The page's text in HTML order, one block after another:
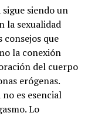
siendo un
la sexualidad
consejos que
la conexión
del cuerpo
erógenas.
es esencial
Lo